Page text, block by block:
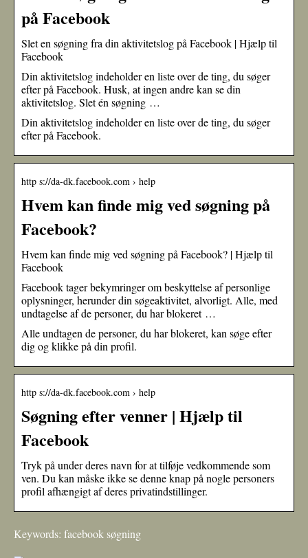
på Facebook
Slet en søgning fra din aktivitetslog på Facebook | Hjælp til
Facebook
Din aktivitetslog indeholder en liste over de ting, du søger
efter på Facebook. Husk, at ingen andre kan se din
aktivitetslog. Slet én søgning …
Din aktivitetslog indeholder en liste over de ting, du søger
efter på Facebook.
http s://da-dk.facebook.com › help
Hvem kan finde mig ved søgning på
Facebook?
Hvem kan finde mig ved søgning på Facebook? | Hjælp til
Facebook
Facebook tager bekymringer om beskyttelse af personlige
oplysninger, herunder din søgeaktivitet, alvorligt. Alle, med
undtagelse af de personer, du har blokeret …
Alle undtagen de personer, du har blokeret, kan søge efter
dig og klikke på din profil.
http s://da-dk.facebook.com › help
Søgning efter venner | Hjælp til
Facebook
Tryk på under deres navn for at tilføje vedkommende som
ven. Du kan måske ikke se denne knap på nogle personers
profil afhængigt af deres privatindstillinger.
Keywords: facebook søgning